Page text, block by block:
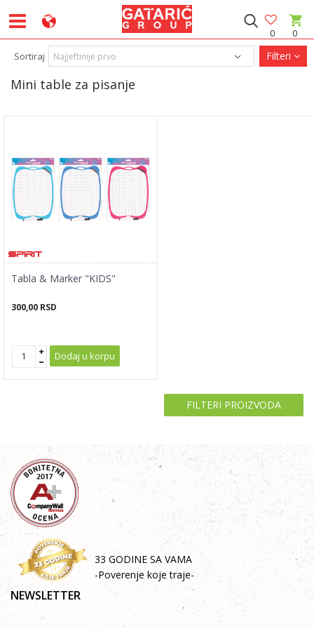
0
0
Mini table za pisanje
Sortiraj Filteri
Tabla & Marker "KIDS"
300,00 RSD
Dodaj u korpu
FILTERI PROIZVODA
33 GODINE SA VAMA
-Poverenje koje traje-
NEWSLETTER